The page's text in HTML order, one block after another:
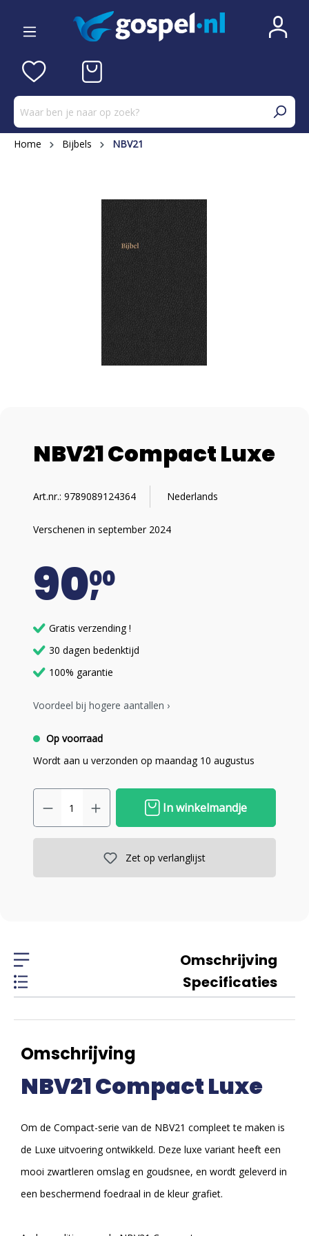
Home Bijbels NBV21
NBV21 Compact Luxe
Art.nr.: 9789089124364 Nederlands
Verschenen in september 2024
9000
Gratis verzending !
30 dagen bedenktijd
100% garantie
Voordeel bij hogere aantallen ›
Op voorraad
Wordt aan u verzonden op maandag 10 augustus
In winkelmandje
Zet op verlanglijst
Omschrijving
Specificaties
Omschrijving
NBV21 Compact Luxe
Om de Compact-serie van de NBV21 compleet te maken is
de Luxe uitvoering ontwikkeld. Deze luxe variant heeft een
mooi zwartleren omslag en goudsnee, en wordt geleverd in
een beschermend foedraal in de kleur grafiet.